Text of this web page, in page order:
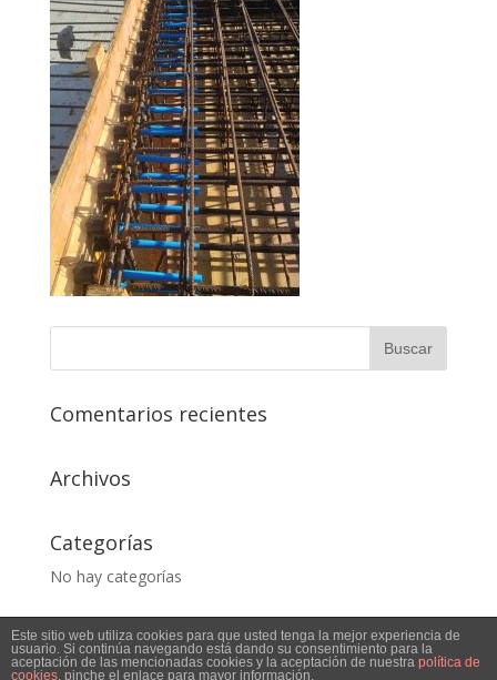
Comentarios recientes
Archivos
Categorías
No hay categorías
Este sitio web utiliza cookies para que usted tenga la mejor experiencia de
usuario. Si continúa navegando está dando su consentimiento para la
aceptación de las mencionadas cookies y la aceptación de nuestra política de
cookies, pinche el enlace para mayor información.